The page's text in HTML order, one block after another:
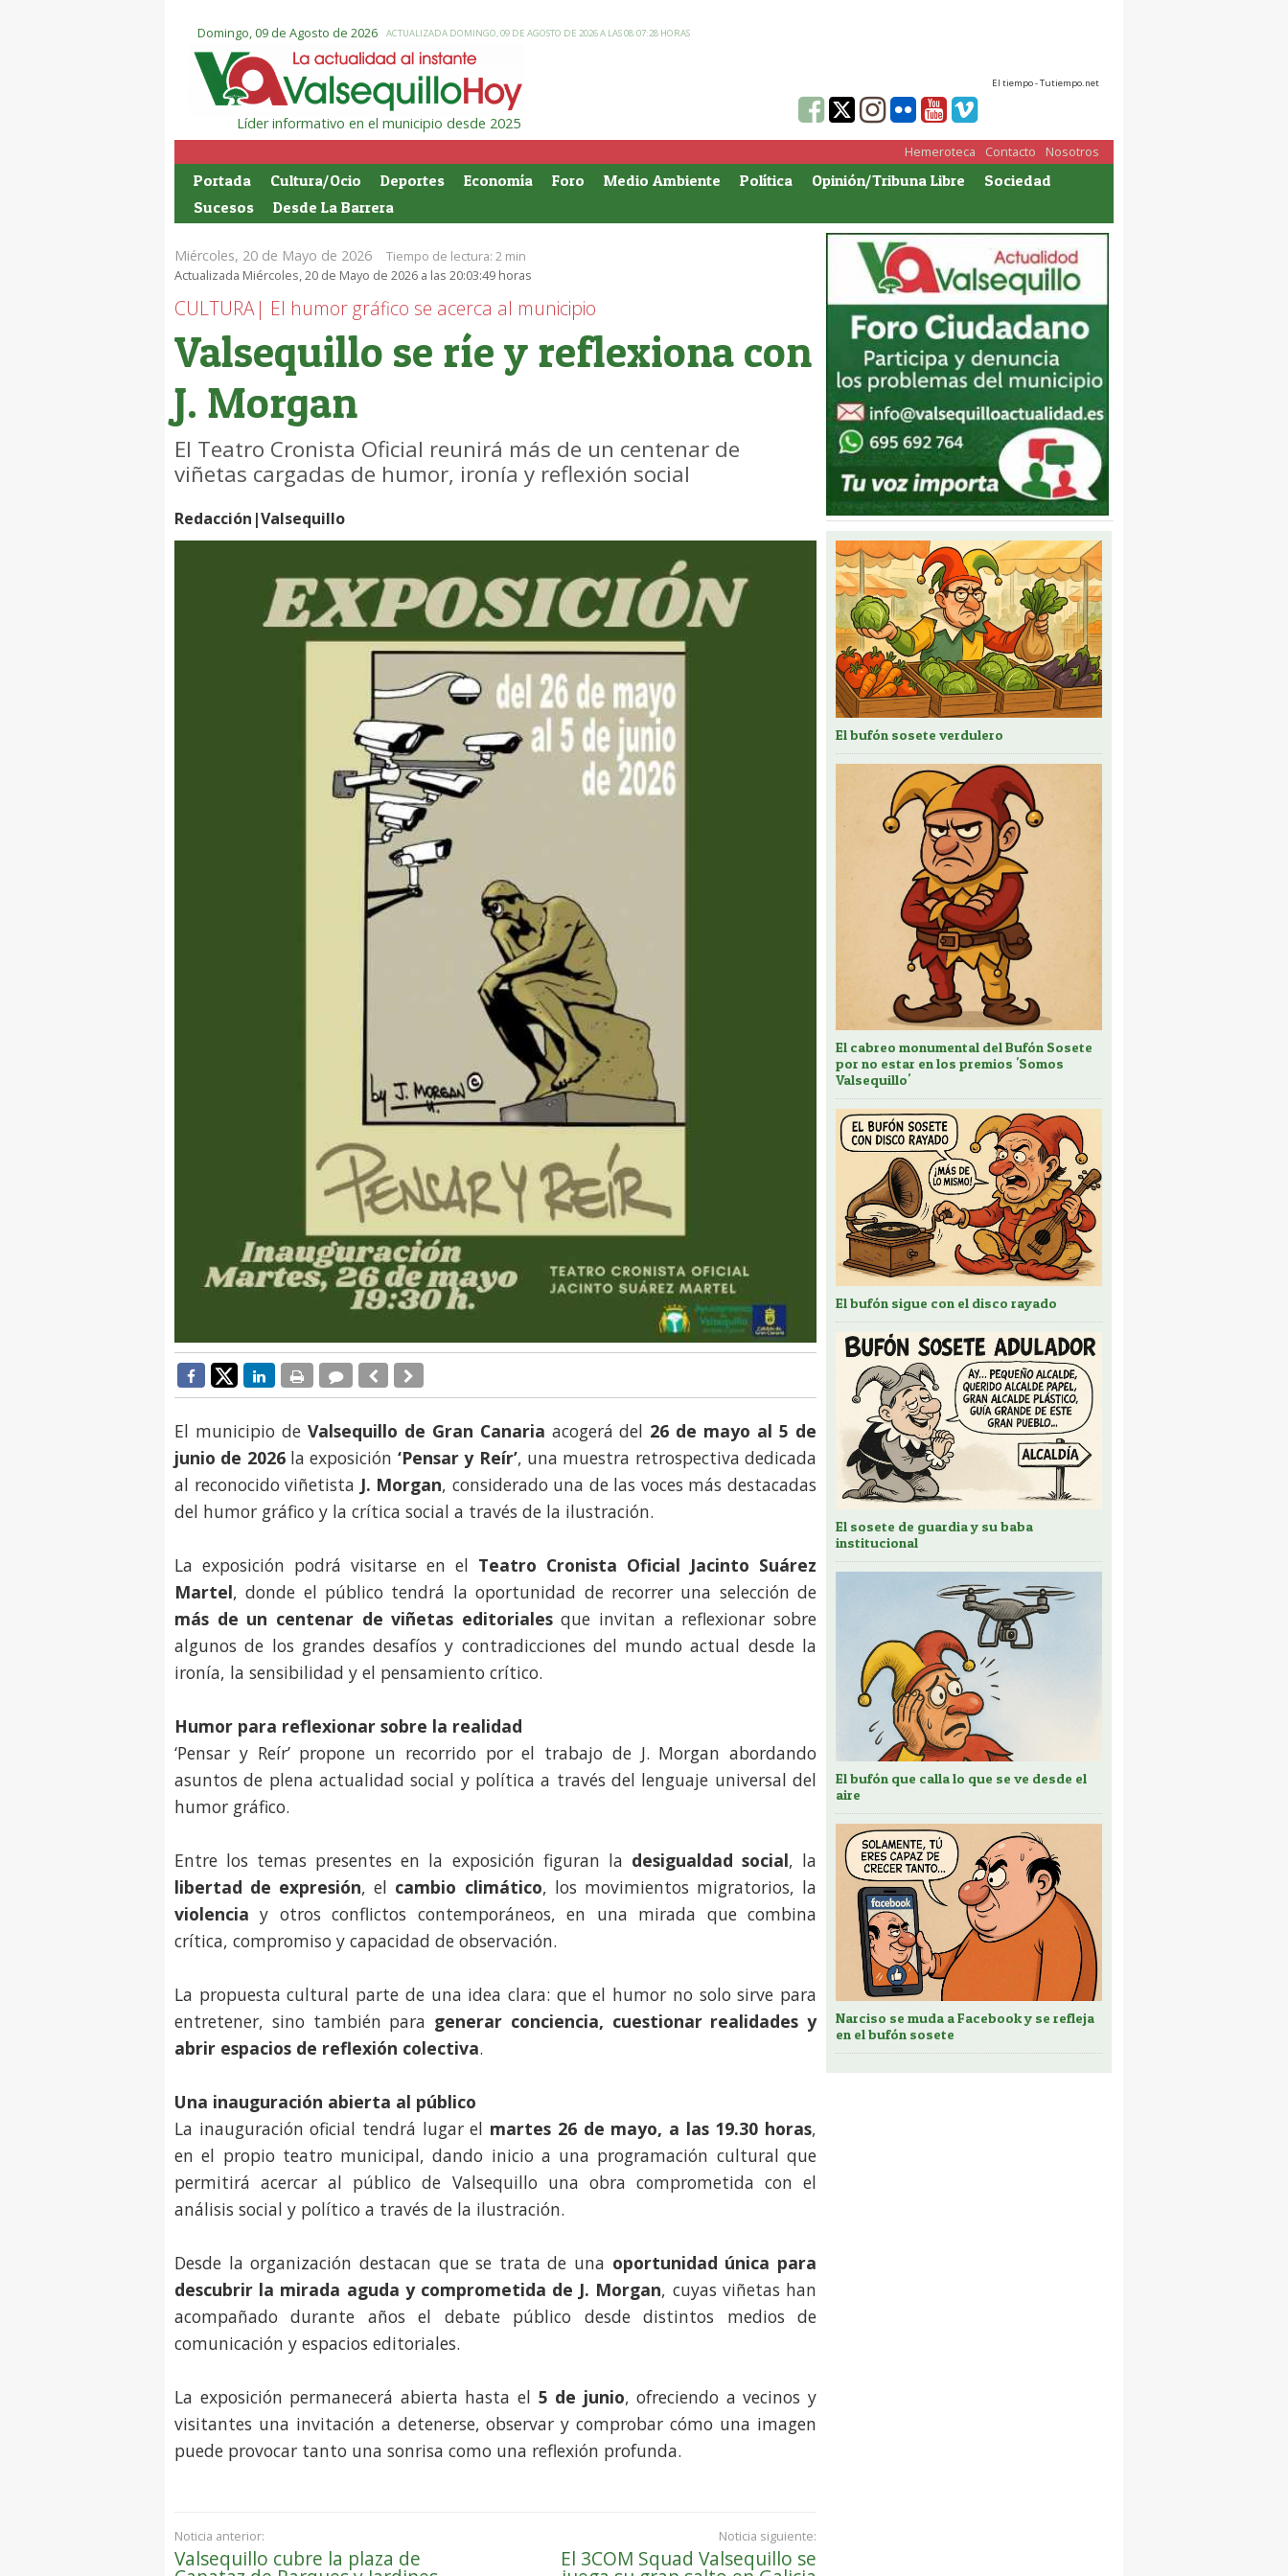
Domingo, 09 de Agosto de 2026 ACTUALIZADA DOMINGO, 09 DE AGOSTO DE 2026 A LAS 08:07:28 HORAS
Líder informativo en el municipio desde 2025
El tiempo - Tutiempo.net
Nosotros
Contacto
Hemeroteca
Portada Cultura/Ocio Deportes Economía Foro Medio Ambiente Política Opinión/Tribuna Libre
Sociedad
Sucesos
Desde La Barrera
Miércoles, 20 de Mayo de 2026 Tiempo de lectura: 2 min
Actualizada Miércoles, 20 de Mayo de 2026 a las 20:03:49 horas
CULTURA| El humor gráfico se acerca al municipio
Valsequillo se ríe y reflexiona con
J. Morgan
El Teatro Cronista Oficial reunirá más de un centenar de
viñetas cargadas de humor, ironía y reflexión social
Redacción|Valsequillo
El municipio de Valsequillo de Gran Canaria acogerá del 26 de mayo al 5 de
junio de 2026la exposición ‘Pensar y Reír’, una muestra retrospectiva dedicada
al reconocido viñetista J. Morgan, considerado una de las voces más destacadas
del humor gráfico y la crítica social a través de la ilustración.
La exposición podrá visitarse en el Teatro Cronista Oficial Jacinto Suárez
Martel, donde el público tendrá la oportunidad de recorrer una selección de
más de un centenar de viñetas editorialesque invitan a reflexionar sobre
algunos de los grandes desafíos y contradicciones del mundo actual desde la
ironía, la sensibilidad y el pensamiento crítico.
Humor para reflexionar sobre la realidad
‘Pensar y Reír’ propone un recorrido por el trabajo de J. Morgan abordando
asuntos de plena actualidad social y política a través del lenguaje universal del
humor gráfico.
Entre los temas presentes en la exposición figuran la desigualdad social, la
libertad de expresión, el cambio climático, los movimientos migratorios, la
violencia y otros conflictos contemporáneos, en una mirada que combina
crítica, compromiso y capacidad de observación.
La propuesta cultural parte de una idea clara: que el humor no solo sirve para
entretener, sino también para generar conciencia, cuestionar realidades y
abrir espacios de reflexión colectiva.
Una inauguración abierta al público
La inauguración oficial tendrá lugar el martes 26 de mayo, a las 19.30 horas,
en el propio teatro municipal, dando inicio a una programación cultural que
permitirá acercar al público de Valsequillo una obra comprometida con el
análisis social y político a través de la ilustración.
Desde la organización destacan que se trata de una oportunidad única para
descubrir la mirada aguda y comprometida de J. Morgan, cuyas viñetas han
acompañado durante años el debate público desde distintos medios de
comunicación y espacios editoriales.
La exposición permanecerá abierta hasta el 5 de junio, ofreciendo a vecinos y
visitantes una invitación a detenerse, observar y comprobar cómo una imagen
puede provocar tanto una sonrisa como una reflexión profunda.
Noticia anterior:
Valsequillo cubre la plaza de
Noticia siguiente:
El 3COM Squad Valsequillo se
El bufón sosete verdulero
El cabreo monumental del Bufón Sosete
por no estar en los premios 'Somos
Valsequillo'
El bufón sigue con el disco rayado
El sosete de guardia y su baba
institucional
El bufón que calla lo que se ve desde el
aire
Narciso se muda a Facebook y se refleja
en el bufón sosete